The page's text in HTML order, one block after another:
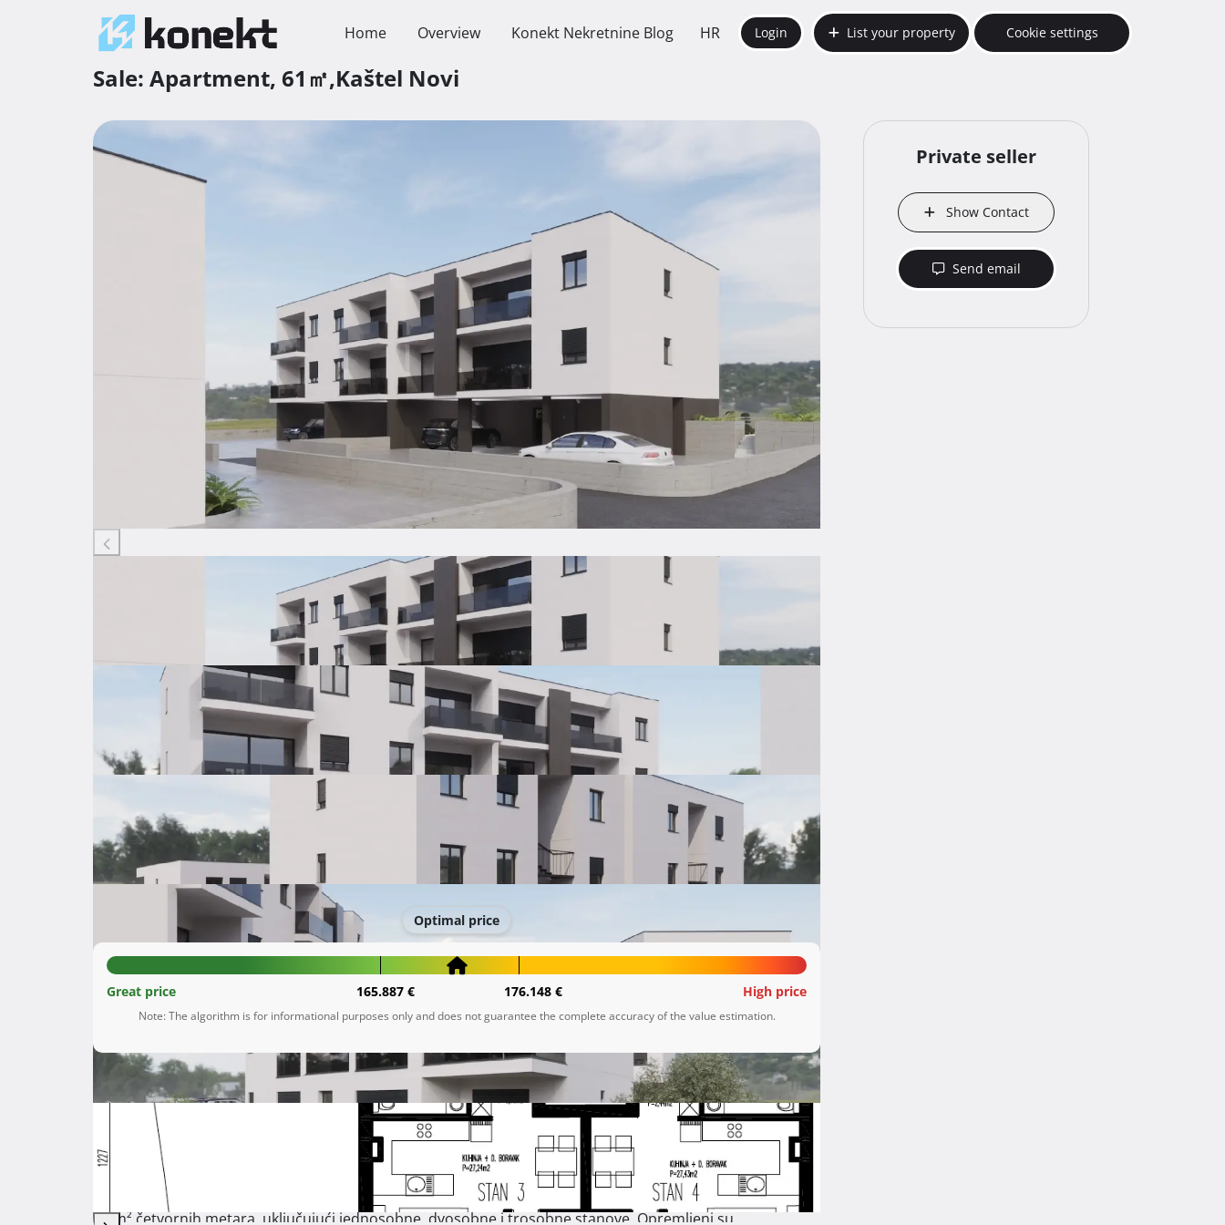
Home Overview Konekt Nekretnine Blog HR Login List your property Cookie settings
Sale: Apartment, 61㎡,Kaštel Novi
Kaštel Novi
Splitsko-dalmatinska županija
170.772 €
Optimal price
Great price 165.887 € 176.148 € High price
Note: The algorithm is for informational purposes only and does not guarantee the complete accuracy of the value estimation.
Description
radimo na realizaciji projekta izgradnje tri zgrade.
Na ovoj zanimljivoj lokaciji nudimo moderno dizajnirane stanove različitih veličina, u rasponu od 50 m² do
80 m² četvornih metara, uključujući jednosobne, dvosobne i trosobne stanove. Opremljeni su
Private seller
Show Contact
Send email